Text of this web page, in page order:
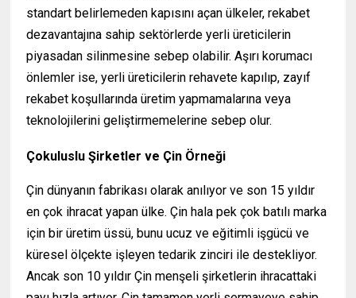
standart belirlemeden kapısını açan ülkeler, rekabet
dezavantajına sahip sektörlerde yerli üreticilerin
piyasadan silinmesine sebep olabilir. Aşırı korumacı
önlemler ise, yerli üreticilerin rehavete kapılıp, zayıf
rekabet koşullarında üretim yapmamalarına veya
teknolojilerini geliştirmemelerine sebep olur.
Çokuluslu Şirketler ve Çin Örneği
Çin dünyanın fabrikası olarak anılıyor ve son 15 yıldır
en çok ihracat yapan ülke. Çin hala pek çok batılı marka
için bir üretim üssü, bunu ucuz ve eğitimli işgücü ve
küresel ölçekte işleyen tedarik zinciri ile destekliyor.
Ancak son 10 yıldır Çin menşeli şirketlerin ihracattaki